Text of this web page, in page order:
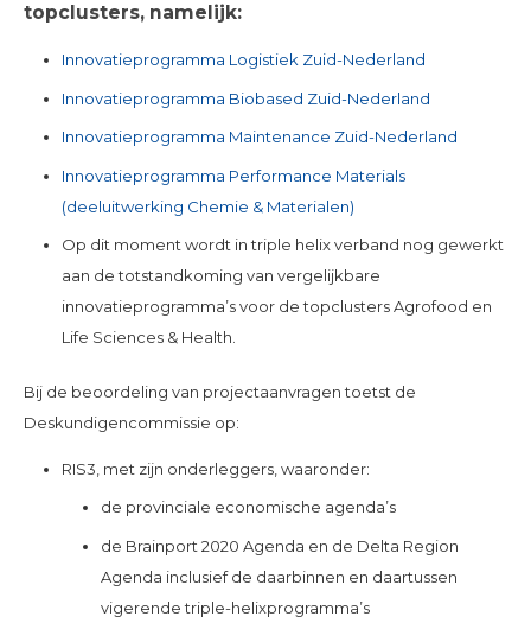
topclusters, namelijk:
Innovatieprogramma Logistiek Zuid-Nederland
Innovatieprogramma Biobased Zuid-Nederland
Innovatieprogramma Maintenance Zuid-Nederland
Innovatieprogramma Performance Materials
(deeluitwerking Chemie & Materialen)
Op dit moment wordt in triple helix verband nog gewerkt
aan de totstandkoming van vergelijkbare
innovatieprogramma’s voor de topclusters Agrofood en
Life Sciences & Health.
Bij de beoordeling van projectaanvragen toetst de
Deskundigencommissie op:
RIS3, met zijn onderleggers, waaronder:
de provinciale economische agenda’s
de Brainport 2020 Agenda en de Delta Region
Agenda inclusief de daarbinnen en daartussen
vigerende triple-helixprogramma’s